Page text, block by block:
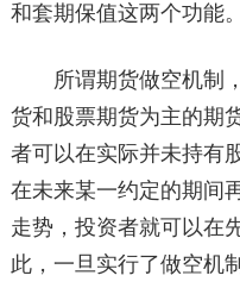
和套期保值这两个功能。
所谓期货做空机制，
货和股票期货为主的期
者可以在实际并未持有
在未来某一约定的期间
走势，投资者就可以在
此，一旦实行了做空机